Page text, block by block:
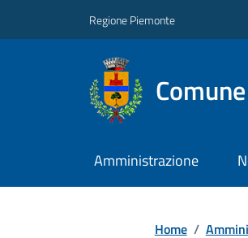
Regione Piemonte
Amministrazione
Home /